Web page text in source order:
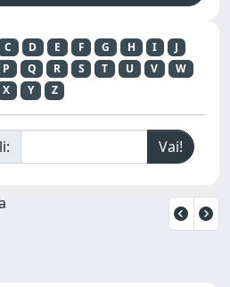
C D E F G H I
J
P Q R S T U V
W
X
Y Z